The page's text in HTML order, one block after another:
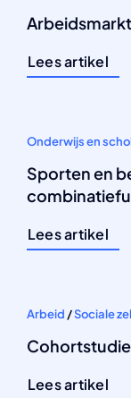
Lees artikel
Onderwijs en
Sporten en
Lees artikel
Arbeid /Sociale
Lees artikel